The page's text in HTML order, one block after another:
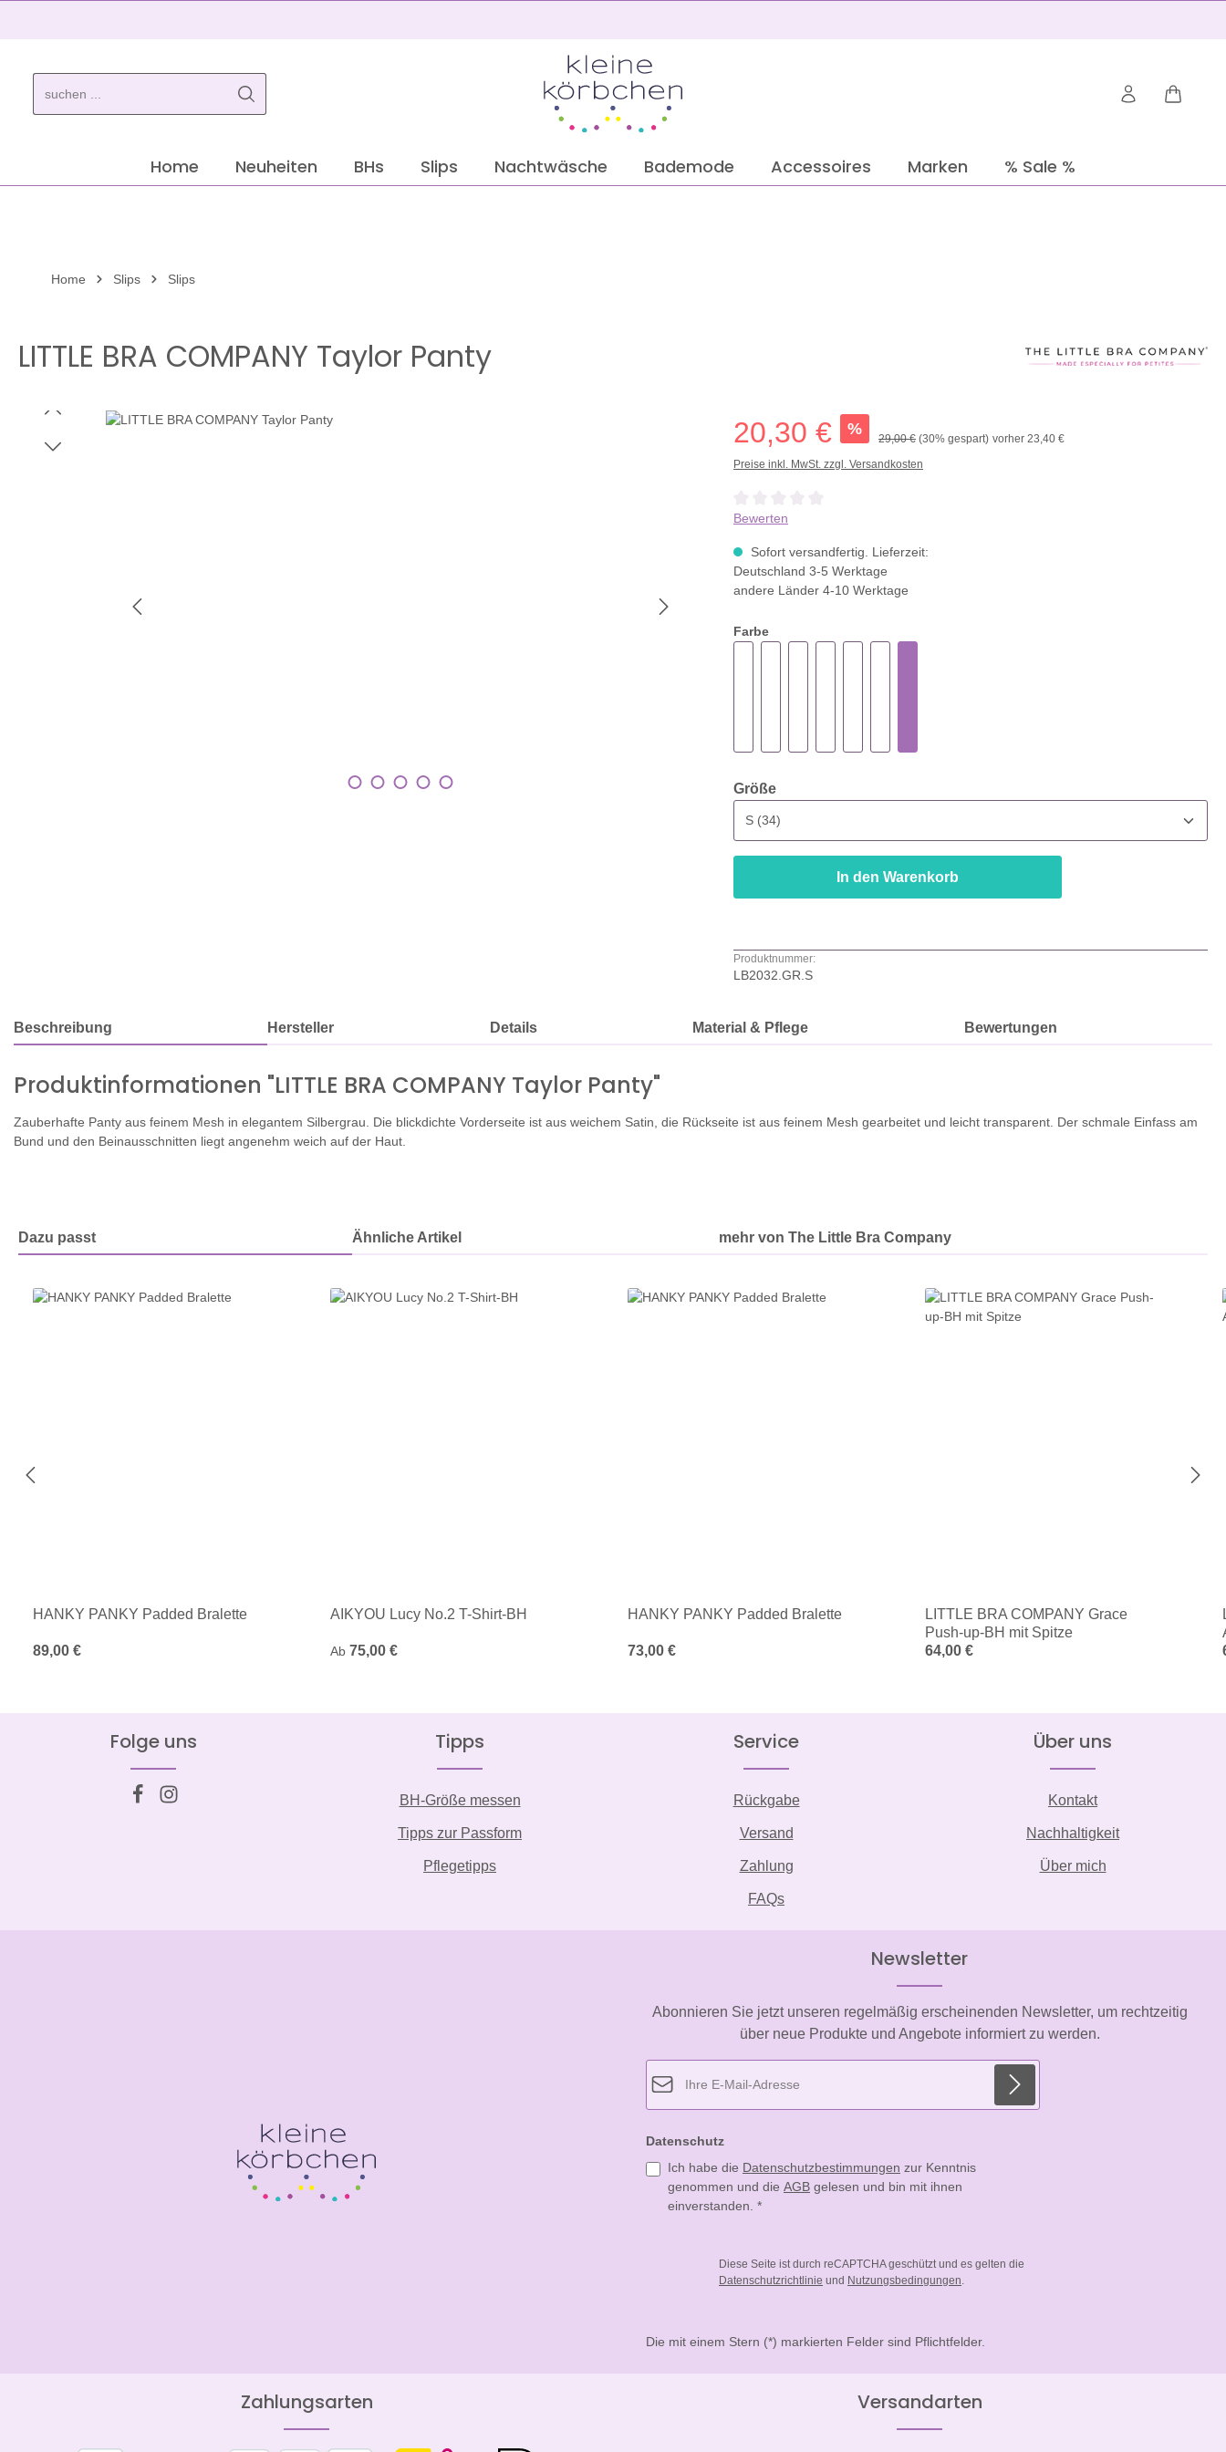
Home Neuheiten BHs Slips Nachtwäsche Bademode Accessoires Marken % Sale %
Home Slips Slips
LITTLE BRA COMPANY Taylor Panty
Bildergalerie überspringen 20,30 € %
29,00 € (30% gespart) vorher 23,40 €
Preise inkl. MwSt. zzgl. Versandkosten
Durchschnittliche Bewertung von 0 von 5 Sternen
Bewerten
Sofort versandfertig. Lieferzeit:
Deutschland 3-5 Werktage
andere Länder 4-10 Werktage
Farbe
Größeauswählen
In den Warenkorb
Produktnummer:
LB2032.GR.S
Beschreibung Hersteller Details Material & Pflege Bewertungen
Produktinformationen "LITTLE BRA COMPANY Taylor Panty"
Zauberhafte Panty aus feinem Mesh in elegantem Silbergrau. Die blickdichte Vorderseite ist aus weichem Satin, die Rückseite ist aus feinem Mesh gearbeitet und leicht transparent. Der schmale Einfass am
Bund und den Beinausschnitten liegt angenehm weich auf der Haut.
Dazu passt Ähnliche Artikel mehr von The Little Bra Company
HANKY PANKY Padded Bralette
Regulärer Preis:
89,00 €
AIKYOU Lucy No.2 T-Shirt-BH
Regulärer Preis:
Ab 75,00 €
HANKY PANKY Padded Bralette
Regulärer Preis:
73,00 €
LITTLE BRA COMPANY Grace
Push-up-BH mit Spitze
Regulärer Preis:
64,00 €
Folge uns Tipps
BH-Größe messen
Tipps zur Passform
Pflegetipps
Service
Rückgabe
Versand
Zahlung
FAQs
Über uns
Kontakt
Nachhaltigkeit
Über mich
Newsletter
Abonnieren Sie jetzt unseren regelmäßig erscheinenden Newsletter, um rechtzeitig
über neue Produkte und Angebote informiert zu werden.
Datenschutz
Ich habe die Datenschutzbestimmungen zur Kenntnis
genommen und die AGB gelesen und bin mit ihnen
einverstanden. *
Diese Seite ist durch reCAPTCHA geschützt und es gelten die
Datenschutzrichtlinie und Nutzungsbedingungen
Die mit einem Stern (*) markierten Felder sind Pflichtfelder.
Zahlungsarten Versandarten